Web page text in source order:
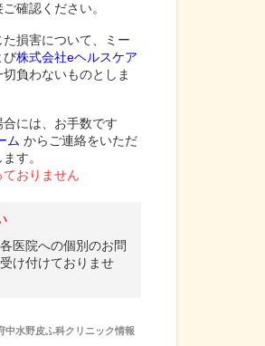
確認ください。
損害について、ミー
び株式会社eヘルスケア
負わないものとしま
には、お手数です
ム からご連絡をいただ
す。
おりません
医院への個別のお問
け付けておりませ
中水野皮ふ科クリニック情報